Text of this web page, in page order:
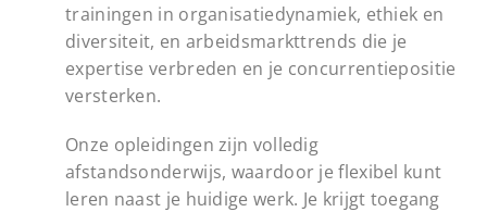
trainingen in organisatiedynamiek, ethiek en
diversiteit, en arbeidsmarkttrends die je
expertise verbreden en je concurrentiepositie
versterken.
Onze opleidingen zijn volledig
afstandsonderwijs, waardoor je flexibel kunt
leren naast je huidige werk. Je krijgt toegang